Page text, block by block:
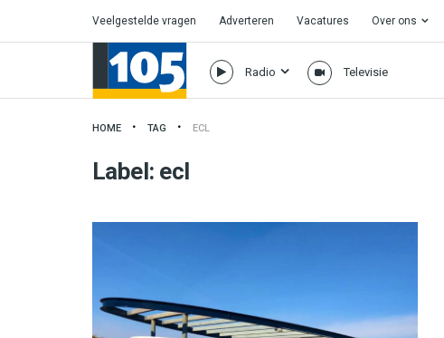
Veelgestelde vragen Adverteren Vacatures Over ons
Radio Televisie
HOME TAG ECL
Label: ecl